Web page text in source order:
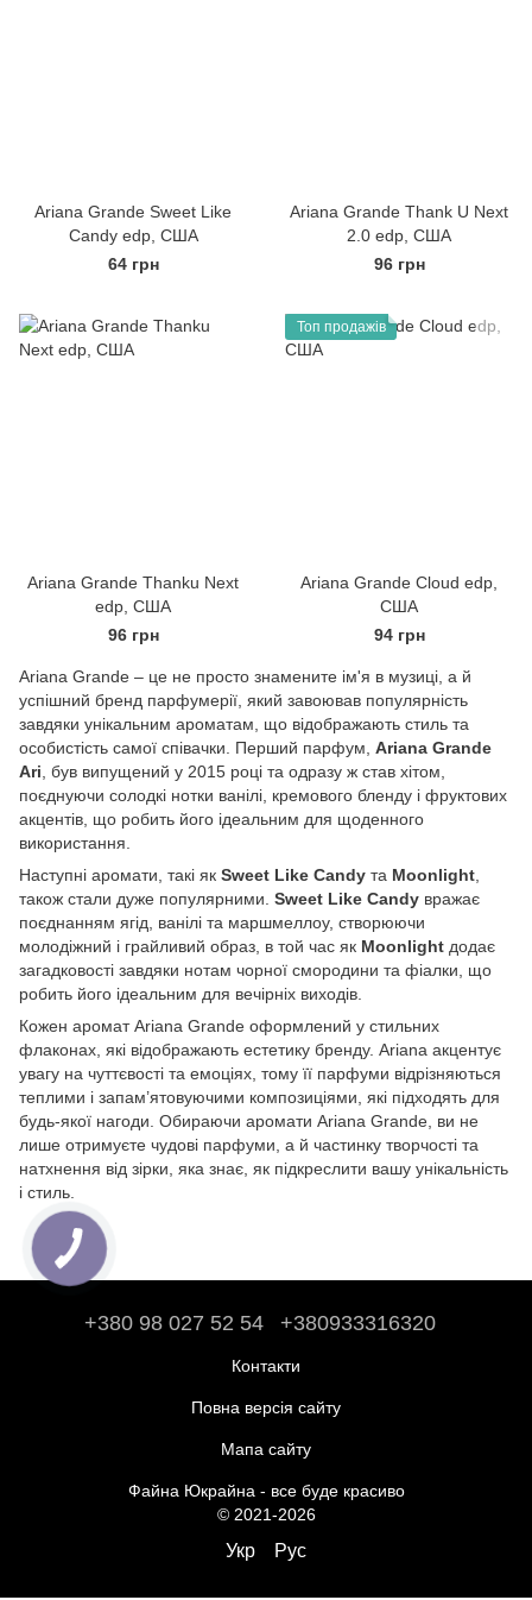
Ariana Grande Sweet Like
Candy edp, США
64 грн
Ariana Grande Thank U Next
2.0 edp, США
96 грн
Ariana Grande Thanku Next
edp, США
96 грн
Топ продажів
Ariana Grande Cloud edp,
США
94 грн
Ariana Grande – це не просто знамените ім'я в музиці, а й
успішний бренд парфумерії, який завоював популярність
завдяки унікальним ароматам, що відображають стиль та
особистість самої співачки. Перший парфум, Ariana Grande
Ari , був випущений у 2015 році та одразу ж став хітом,
поєднуючи солодкі нотки ванілі, кремового бленду і фруктових
акцентів, що робить його ідеальним для щоденного
використання.
Наступні аромати, такі як Sweet Like Candy та Moonlight
також стали дуже популярними. Sweet Like Candy вражає
поєднанням ягід, ванілі та маршмеллоу, створюючи
молодіжний і грайливий образ, в той час як Moonlight додає
загадковості завдяки нотам чорної смородини та фіалки, що
робить його ідеальним для вечірніх виходів.
Кожен аромат Ariana Grande оформлений у стильних
флаконах, які відображають естетику бренду. Ariana акцентує
увагу на чуттєвості та емоціях, тому її парфуми відрізняються
теплими і запам’ятовуючими композиціями, які підходять для
будь-якої нагоди. Обираючи аромати Ariana Grande, ви не
лише отримуєте чудові парфуми, а й частинку творчості та
натхнення від зірки, яка знає, як підкреслити вашу унікальність
і стиль.
+380 98 027 52 54 +380933316320
Контакти
Повна версія сайту
Мапа сайту
Файна Юкрайна - все буде красиво
© 2021-2026
Укр Рус